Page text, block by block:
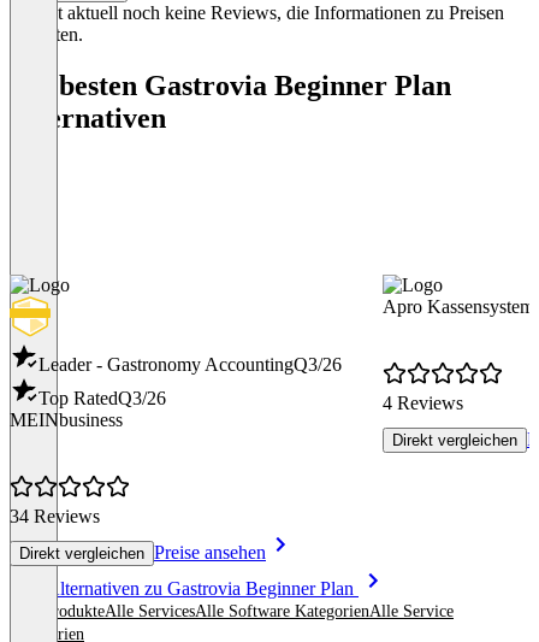
Es gibt aktuell noch keine Reviews, die Informationen zu Preisen
enthalten.
Die besten Gastrovia Beginner Plan
Alternativen
Leader - Gastronomy AccountingQ3/26
Top RatedQ3/26
MEINbusiness
34 Reviews
Direkt vergleichen Preise ansehen
Apro
4 Reviews
Direkt vergleichen
Alle Alternativen zu Gastrovia Beginner Plan
Alle ProdukteAlle ServicesAlle Software KategorienAlle Service
Kategorien